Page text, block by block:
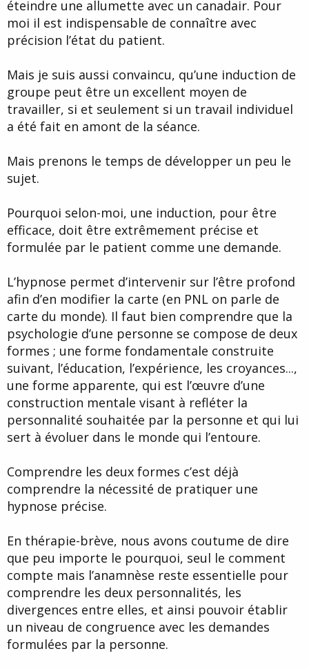
éteindre une allumette avec un canadair. Pour
moi il est indispensable de connaître avec
précision l’état du patient.
Mais je suis aussi convaincu, qu’une induction de
groupe peut être un excellent moyen de
travailler, si et seulement si un travail individuel
a été fait en amont de la séance.
Mais prenons le temps de développer un peu le
sujet.
Pourquoi selon-moi, une induction, pour être
efficace, doit être extrêmement précise et
formulée par le patient comme une demande.
L’hypnose permet d’intervenir sur l’être profond
afin d’en modifier la carte (en PNL on parle de
carte du monde). Il faut bien comprendre que la
psychologie d’une personne se compose de deux
formes ; une forme fondamentale construite
suivant, l’éducation, l’expérience, les croyances...,
une forme apparente, qui est l’œuvre d’une
construction mentale visant à refléter la
personnalité souhaitée par la personne et qui lui
sert à évoluer dans le monde qui l’entoure.
Comprendre les deux formes c’est déjà
comprendre la nécessité de pratiquer une
hypnose précise.
En thérapie-brève, nous avons coutume de dire
que peu importe le pourquoi, seul le comment
compte mais l’anamnèse reste essentielle pour
comprendre les deux personnalités, les
divergences entre elles, et ainsi pouvoir établir
un niveau de congruence avec les demandes
formulées par la personne.